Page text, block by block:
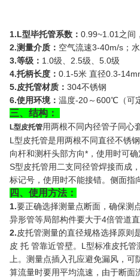
1.L型毕托管系数： 0.99~1.01之间
2.测量介质： 空气流速3-40m/s；
3.等级： 1.0级、2.5级、5.0级
4.托柄长度： 0.1-5米 直径0.3-
5.皮托管材质： 304不锈钢
6.使用环境： 温度-20～600℃（可
三、结构：
L型皮托管用两根不同内径管子同心
L型皮托管是用两根不同直径不锈
向杆和测杆头部方向*，使用时可
S型皮托管用二支同径管焊接而成
标记号，使用时不能接错。侧面指
四、使用方法：
1.要正确选择测量点断面，确保测
异形管等局部构件要大于4倍管道
2.皮托管测量的直径规格选择原则
皮 托 管靠近管壁。L型标准皮托
上。测量点插入孔应避免漏风，
算流量时要用平均流速，由于断面